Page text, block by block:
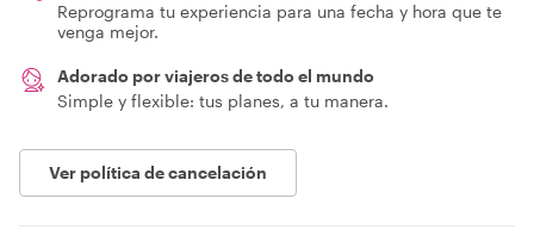
Reprograma tu experiencia para una fecha y hora que te
venga mejor.
Adorado por viajeros de todo el mundo
Simple y flexible: tus planes, a tu manera.
Ver política de cancelación